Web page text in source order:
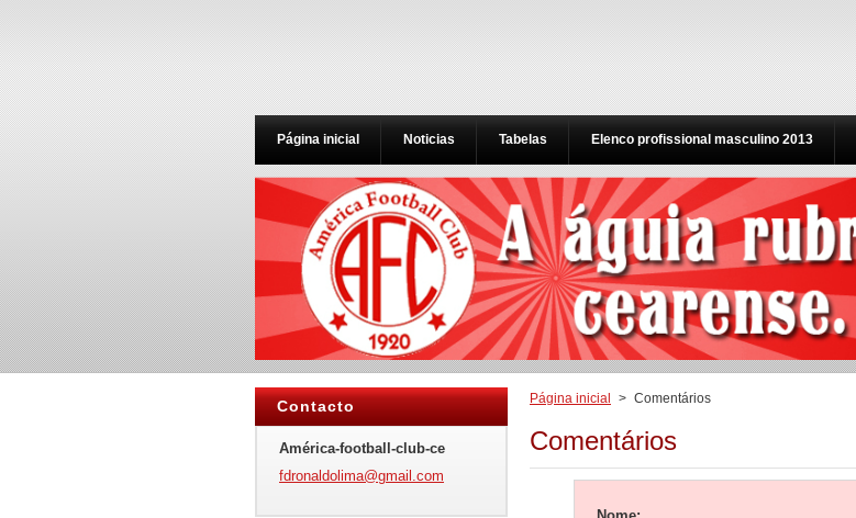
Página inicial > Comentários
Comentários
Contacto
América-football-club-ce
fdronaldolima@gmail.com
Página inicial Noticias Tabelas Elenco profissional masculino 2013